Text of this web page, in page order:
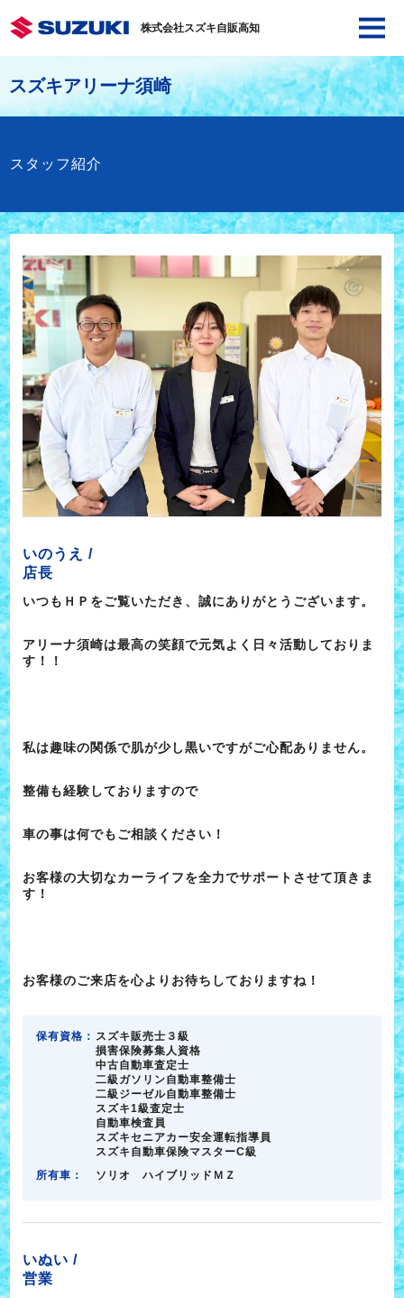
株式会社スズキ自販高知
スズキアリーナ須崎
スタッフ紹介
いのうえ /
店長
いつもＨＰをご覧いただき、誠にありがとうございます。
アリーナ須崎は最高の笑顔で元気よく日々活動しておりま
す！！
私は趣味の関係で肌が少し黒いですがご心配ありません。
整備も経験しておりますので
車の事は何でもご相談ください！
お客様の大切なカーライフを全力でサポートさせて頂きま
す！
お客様のご来店を心よりお待ちしておりますね！
保有資格： スズキ販売士３級
損害保険募集人資格
中古自動車査定士
二級ガソリン自動車整備士
二級ジーゼル自動車整備士
スズキ1級査定士
自動車検査員
スズキセニアカー安全運転指導員
スズキ自動車保険マスターC級
所有車：
ソリオ ハイブリッドＭＺ
いぬい /
営業